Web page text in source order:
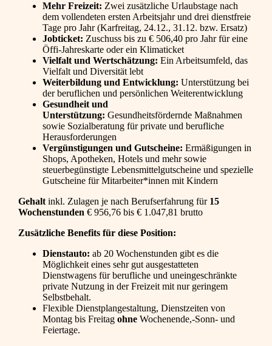
Mehr Freizeit: Zwei zusätzliche Urlaubstage nach
dem vollendeten ersten Arbeitsjahr und drei dienstfreie
Tage pro Jahr (Karfreitag, 24.12., 31.12. bzw. Ersatz)
Jobticket: Zuschuss bis zu € 506,40 pro Jahr für eine
Öffi-Jahreskarte oder ein Klimaticket
Vielfalt und Wertschätzung: Ein Arbeitsumfeld, das
Vielfalt und Diversität lebt
Weiterbildung und Entwicklung: Unterstützung bei
der beruflichen und persönlichen Weiterentwicklung
Gesundheit und
Unterstützung: Gesundheitsfördernde Maßnahmen
sowie Sozialberatung für private und berufliche
Herausforderungen
Vergünstigungen und Gutscheine: Ermäßigungen in
Shops, Apotheken, Hotels und mehr sowie
steuerbegünstigte Lebensmittelgutscheine und spezielle
Gutscheine für Mitarbeiter*innen mit Kindern
Gehalt inkl. Zulagen je nach Berufserfahrung für 15
Wochenstunden € 956,76 bis € 1.047,81 brutto
Zusätzliche Benefits für diese Position:
Dienstauto: ab 20 Wochenstunden gibt es die
Möglichkeit eines sehr gut ausgestatteten
Dienstwagens für berufliche und uneingeschränkte
private Nutzung in der Freizeit mit nur geringem
Selbstbehalt.
Flexible Dienstplangestaltung, Dienstzeiten von
Montag bis Freitag ohne Wochenende,-Sonn- und
Feiertage.